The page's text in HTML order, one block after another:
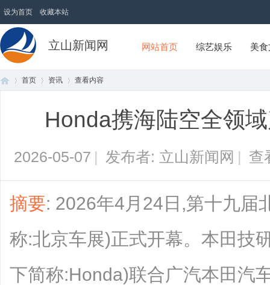
设为首页 收藏本站
立山新闻网 网站首页 综艺娱乐 美
首页 资讯 查看内容
Honda携海陆空全领
2026-05-07 | 发布者: 立山新闻网 | 查
摘要: 2026年4月24日,第十九届
称:北京车展)正式开幕。本田技
下简称:Honda)联合广汽本田汽